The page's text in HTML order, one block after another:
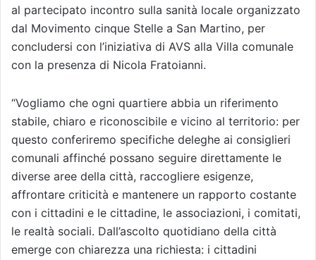
al partecipato incontro sulla sanità locale organizzato
dal Movimento cinque Stelle a San Martino, per
concludersi con l’iniziativa di AVS alla Villa comunale
con la presenza di Nicola Fratoianni.
“Vogliamo che ogni quartiere abbia un riferimento
stabile, chiaro e riconoscibile e vicino al territorio: per
questo conferiremo specifiche deleghe ai consiglieri
comunali affinché possano seguire direttamente le
diverse aree della città, raccogliere esigenze,
affrontare criticità e mantenere un rapporto costante
con i cittadini e le cittadine, le associazioni, i comitati,
le realtà sociali. Dall’ascolto quotidiano della città
emerge con chiarezza una richiesta: i cittadini